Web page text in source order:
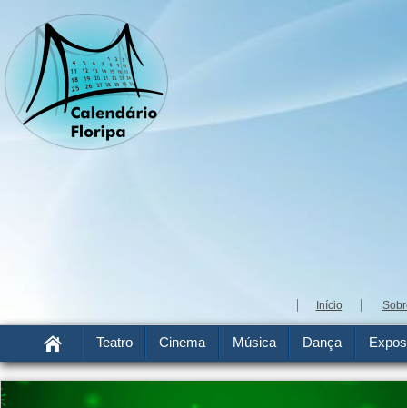
Início
Teatro Cinema Música Dança